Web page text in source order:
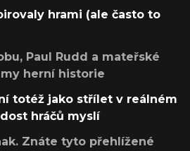
hrami (ale často to
Paul Rudd a mateřské
herní historie
totéž jako střílet v reálném
hráčů myslí
Znáte tyto přehlížené